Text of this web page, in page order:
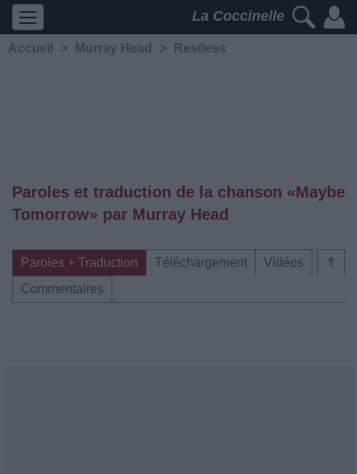
La Coccinelle
Accueil > Murray Head > Restless
Paroles et traduction de la chanson «Maybe
Tomorrow» par Murray Head
⇑
Paroles + Traduction Téléchargement
Vidéos
Commentaires